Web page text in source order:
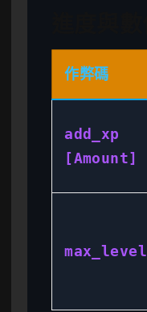
作弊碼
add_xp
[Amount]
max_level